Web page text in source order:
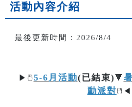
活動內容介紹
最後更新時間：2026/8/4
▶ 🖱️5-6月活動(已結束)🔻
動派對🖱️ ◀